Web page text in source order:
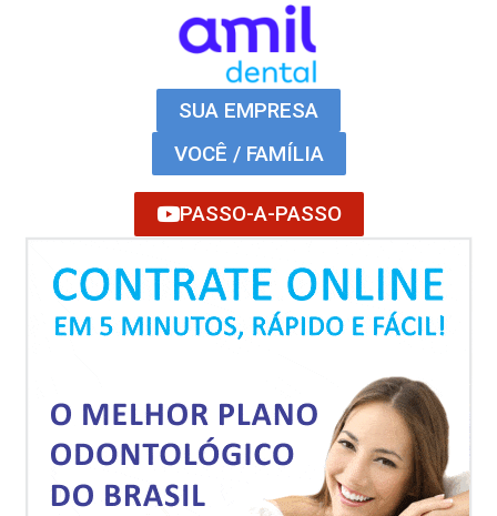
SUA EMPRESA
VOCÊ / FAMÍLIA
PASSO-A-PASSO